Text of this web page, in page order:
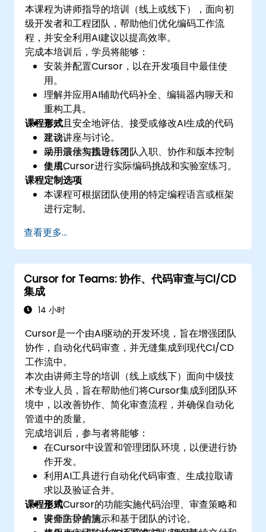
本课程为讲师指导的培训（线上或线下），面向初
级开发者和工程团队，帮助他们优化编码工作流
程，并安全利用AI建议以提高效率。
完成本培训后，学员将能够：
安装并配置Cursor，以在开发项目中最佳使
用。
理解并应用AI辅助代码补全、编辑器内聊天和
重构工具。
有效且安全地评估、接受或修改AI生成的代码
建议。
采用最佳实践进行团队入职、协作和版本控制
集成。
课程形式
互动讲座与讨论。
动手演示与指导练习。
使用Cursor进行实际编码挑战和实验室练习。
课程定制选项
本课程可根据团队使用的特定编程语言或框架
进行定制。
查看更多...
Cursor for Teams: 协作、代码审查与CI/CD
集成
14 小时
Cursor是一个由AI驱动的开发环境，旨在增强团队
协作，自动化代码审查，并无缝集成到现代CI/CD
工作流中。
本次由讲师主导的培训（线上或线下）面向中级技
术专业人员，旨在帮助他们将Cursor集成到团队环
境中，以改善协作、简化审查流程，并确保自动化
管道中的质量。
完成培训后，参与者将能够：
在Cursor中设置和管理团队环境，以便进行协
作开发。
利用AI工具进行自动化代码审查、生成拉取请
求以及验证合并。
使用Cursor的功能实施代码治理、审查策略和
安全防护措施。
课程形式
讲师主导的演示和基于团队的讨论。